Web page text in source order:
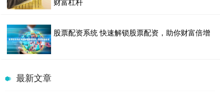
股票配资系统 快速解锁股票配资，助你财富倍增
最新文章